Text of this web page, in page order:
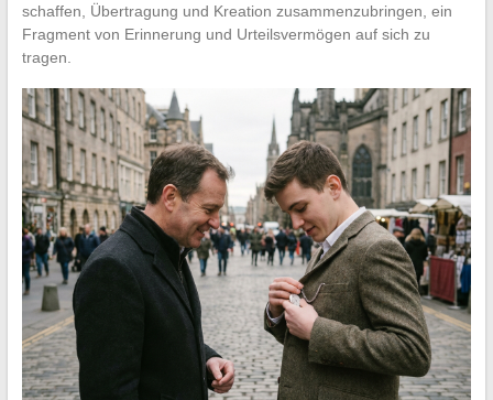
schaffen, Übertragung und Kreation zusammenzubringen, ein
Fragment von Erinnerung und Urteilsvermögen auf sich zu
tragen.